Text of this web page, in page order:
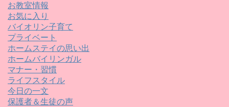
お教室情報
お気に入り
バイオリン子育て
プライベート
ホームステイの思い出
ホームバイリンガル
マナー・習慣
ライフスタイル
今日の一文
保護者＆生徒の声